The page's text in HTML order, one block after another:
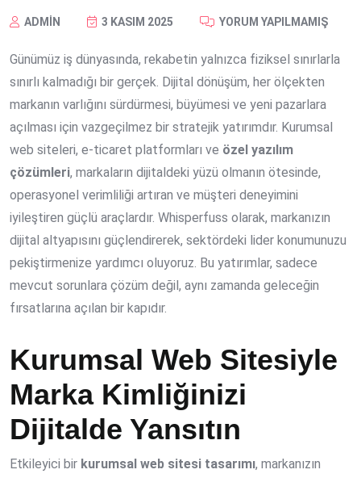
ADMIN 3 KASIM 2025 YORUM YAPILMAMIŞ
Günümüz iş dünyasında, rekabetin yalnızca fiziksel sınırlarla
sınırlı kalmadığı bir gerçek. Dijital dönüşüm, her ölçekten
markanın varlığını sürdürmesi, büyümesi ve yeni pazarlara
açılması için vazgeçilmez bir stratejik yatırımdır. Kurumsal
web siteleri, e-ticaret platformları ve özel yazılım
çözümleri, markaların dijitaldeki yüzü olmanın ötesinde,
operasyonel verimliliği artıran ve müşteri deneyimini
iyileştiren güçlü araçlardır. Whisperfuss olarak, markanızın
dijital altyapısını güçlendirerek, sektördeki lider konumunuzu
pekiştirmenize yardımcı oluyoruz. Bu yatırımlar, sadece
mevcut sorunlara çözüm değil, aynı zamanda geleceğin
fırsatlarına açılan bir kapıdır.
Kurumsal Web Sitesiyle
Marka Kimliğinizi
Dijitalde Yansıtın
Etkileyici bir kurumsal web sitesi tasarımı, markanızın